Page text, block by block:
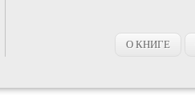
О КНИГЕ